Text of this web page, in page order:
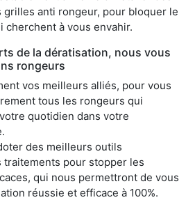
anti rongeur, pour bloquer le
cherchent à vous envahir.
de la dératisation, nous vous
rongeurs
vos meilleurs alliés, pour vous
tous les rongeurs qui
quotidien dans votre
des meilleurs outils
pour stopper les
qui nous permettront de vous
réussie et efficace à 100%.